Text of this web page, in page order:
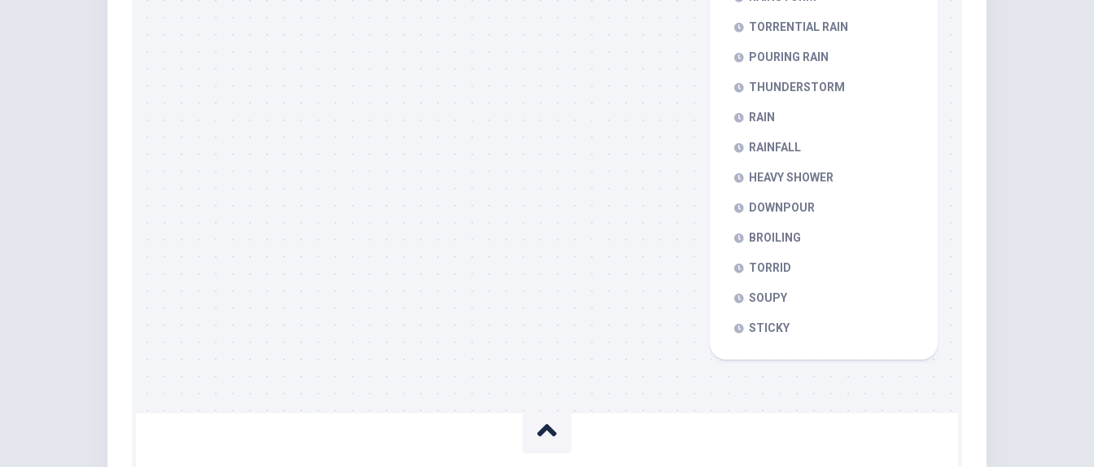
TORRENTIAL RAIN
POURING RAIN
THUNDERSTORM
RAIN
RAINFALL
HEAVY SHOWER
DOWNPOUR
BROILING
TORRID
SOUPY
STICKY